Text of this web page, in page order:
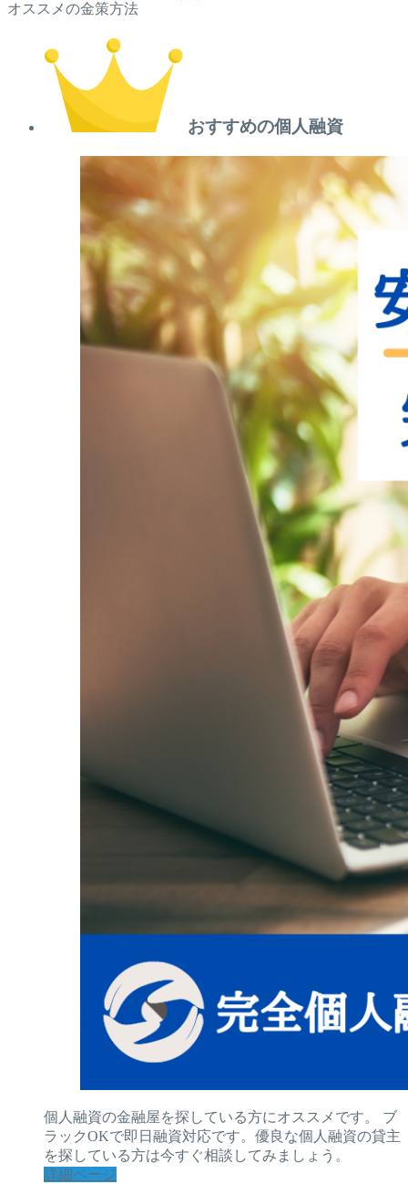
オススメの金策方法
おすすめの個人融資
個人融資の金融屋を探している方にオススメです。 ブ
ラックOKで即日融資対応です。優良な個人融資の貸主
を探している方は今すぐ相談してみましょう。
詳細ページ